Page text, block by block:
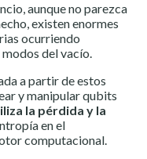
aunque no parezca
existen enormes
ocurriendo
del vacío.
a partir de estos
y manipular qubits
la pérdida y la
en el
computacional.